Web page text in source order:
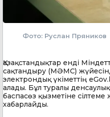
Фото: Руслан Пряников
Қазақстандықтар енді
сақтандыру (МӘМС)
электрондық үкіметтің
алады. Бұл туралы денсаулық
баспасөз қызметіне
хабарлайды.